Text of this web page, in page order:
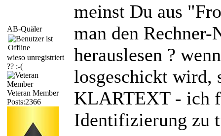
AB-Quäler
wieso unregistriert
?? :-(
Veteran Member
Posts:2366
meinst Du aus
man den
herauslesen ?
losgeschickt wird,
KLARTEXT - ich
Identifizierung zu